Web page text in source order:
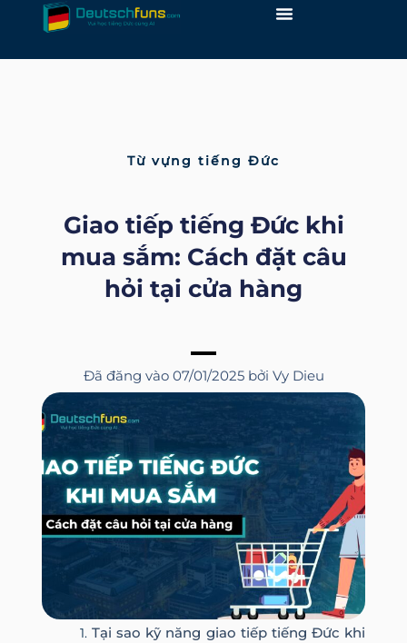
Từ vựng tiếng Đức
Giao tiếp tiếng Đức khi
mua sắm: Cách đặt câu
hỏi tại cửa hàng
Đã đăng vào 07/01/2025 bởi Vy Dieu
Tại sao kỹ năng giao tiếp tiếng Đức khi